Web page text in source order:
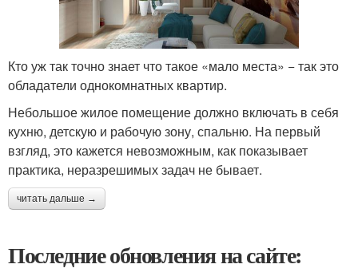
Кто уж так точно знает что такое «мало места» − так это
обладатели однокомнатных квартир.
Небольшое жилое помещение должно включать в себя
кухню, детскую и рабочую зону, спальню. На первый
взгляд, это кажется невозможным, как показывает
практика, неразрешимых задач не бывает.
читать дальше →
Последние обновления на сайте: